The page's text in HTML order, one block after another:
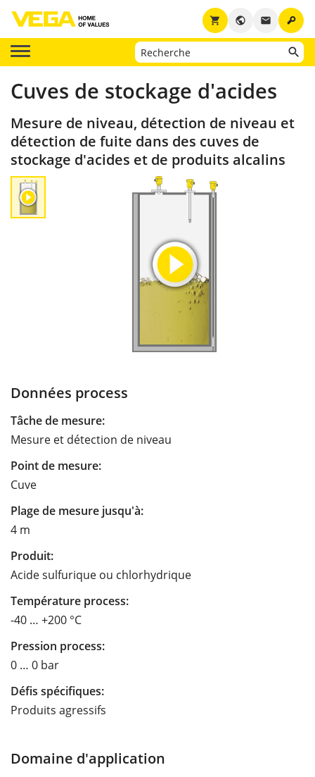
key
email
public
shopping_cart
Cuves de stockage d'acides
Mesure de niveau, détection de niveau et
détection de fuite dans des cuves de
stockage d'acides et de produits alcalins
Données process
Tâche de mesure:
Mesure et détection de niveau
Point de mesure:
Cuve
Plage de mesure jusqu'à:
4 m
Produit:
Acide sulfurique ou chlorhydrique
Température process:
-40 … +200 °C
Pression process:
0 … 0 bar
Défis spécifiques:
Produits agressifs
Domaine d'application